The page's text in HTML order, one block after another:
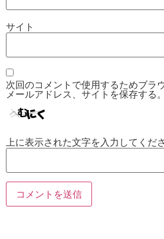
サイト
次回のコメントで使用するためブラ
メールアドレス、サイトを保存する。
上に表示された文字を入力してくださ